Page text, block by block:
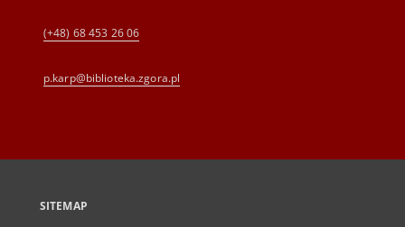
(+48) 68 453 26 06
p.karp@biblioteka.zgora.pl
SITEMAP